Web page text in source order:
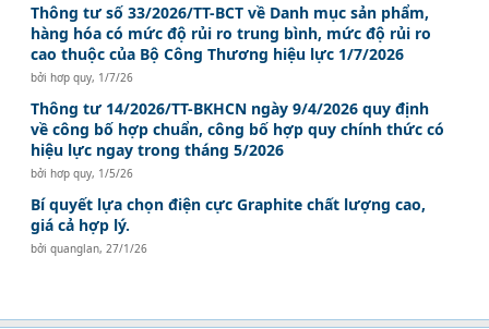
Thông tư số 33/2026/TT-BCT về Danh mục sản phẩm,
hàng hóa có mức độ rủi ro trung bình, mức độ rủi ro
cao thuộc của Bộ Công Thương hiệu lực 1/7/2026
bởihơp quy, 1/7/26
Thông tư 14/2026/TT-BKHCN ngày 9/4/2026 quy định
về công bố hợp chuẩn, công bố hợp quy chính thức có
hiệu lực ngay trong tháng 5/2026
bởihơp quy, 1/5/26
Bí quyết lựa chọn điện cực Graphite chất lượng cao,
giá cả hợp lý.
bởiquanglan, 27/1/26